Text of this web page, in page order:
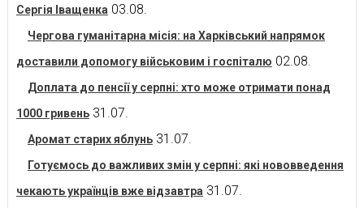
Сергія Іващенка 03.08.
Чергова гуманітарна місія: на Харківський напрямок
доставили допомогу військовим і госпіталю 02.08.
Доплата до пенсії у серпні: хто може отримати понад
1000 гривень 31.07.
Аромат старих яблунь 31.07.
Готуємось до важливих змін у серпні: які нововведення
чекають українців вже відзавтра 31.07.